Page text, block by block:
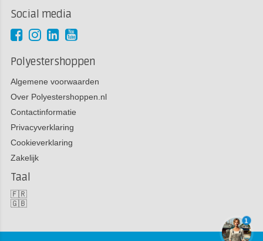
Social media
Polyestershoppen
Algemene voorwaarden
Over Polyestershoppen.nl
Contactinformatie
Privacyverklaring
Cookieverklaring
Zakelijk
Taal
🇫🇷
🇬🇧
1